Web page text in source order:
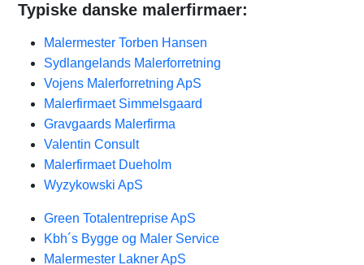
Typiske danske malerfirmaer:
Malermester Torben Hansen
Sydlangelands Malerforretning
Vojens Malerforretning ApS
Malerfirmaet Simmelsgaard
Gravgaards Malerfirma
Valentin Consult
Malerfirmaet Dueholm
Wyzykowski ApS
Green Totalentreprise ApS
Kbh´s Bygge og Maler Service
Malermester Lakner ApS